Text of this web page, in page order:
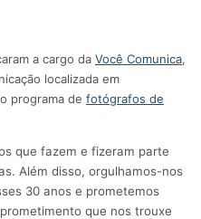
a cargo da Você Comunica,
localizada em
programa de fotógrafos de
que fazem e fizeram parte
Além disso, orgulhamos-nos
30 anos e prometemos
que nos trouxe